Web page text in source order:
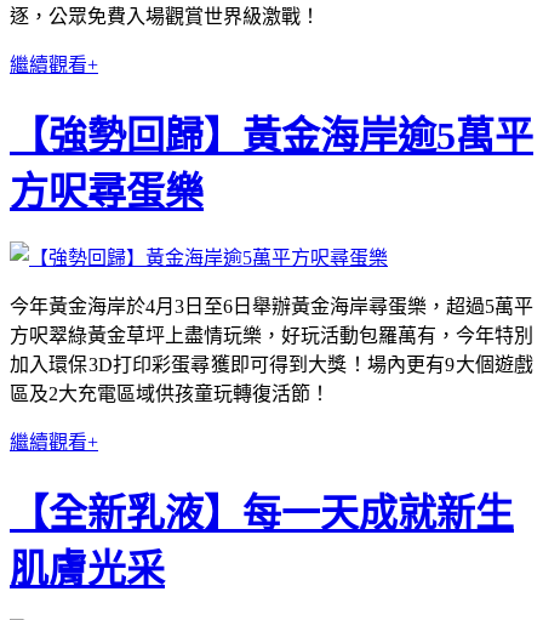
逐，公眾免費入場觀賞世界級激戰！
繼續觀看+
【強勢回歸】黃金海岸逾5萬平
方呎尋蛋樂
今年黃金海岸於4月3日至6日舉辦黃金海岸尋蛋樂，超過5萬平
方呎翠綠黃金草坪上盡情玩樂，好玩活動包羅萬有，今年特別
加入環保3D打印彩蛋尋獲即可得到大獎！場內更有9大個遊戲
區及2大充電區域供孩童玩轉復活節！
繼續觀看+
【全新乳液】每一天成就新生
肌膚光采